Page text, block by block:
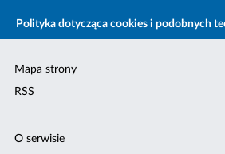
Polityka dotycząca cookies i podobnych
Mapa strony
RSS
O serwisie